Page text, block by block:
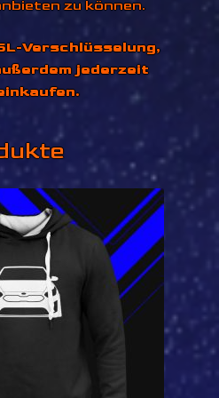
zu können.
Verschlüsselung,
jederzeit